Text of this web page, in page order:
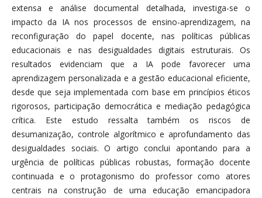
extensa e análise documental detalhada, investiga-se o
impacto da IA nos processos de ensino-aprendizagem, na
reconfiguração do papel docente, nas políticas públicas
educacionais e nas desigualdades digitais estruturais. Os
resultados evidenciam que a IA pode favorecer uma
aprendizagem personalizada e a gestão educacional eficiente,
desde que seja implementada com base em princípios éticos
rigorosos, participação democrática e mediação pedagógica
crítica. Este estudo ressalta também os riscos de
desumanização, controle algorítmico e aprofundamento das
desigualdades sociais. O artigo conclui apontando para a
urgência de políticas públicas robustas, formação docente
continuada e o protagonismo do professor como atores
centrais na construção de uma educação emancipadora